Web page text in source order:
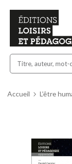
Accueil L’être
Skip
to
the